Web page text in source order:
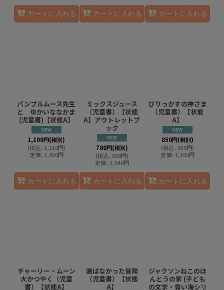
カートに入れる カートに入れる カートに入れる
バンブルムース先生
と ゆかいななかま
(児童書)【状態A】
1,100円(税別)
(税込: 1,210円)
定価: 1,430円
カートに入れる
ミックスジュース
（児童書）【状態
A】アウトレットブ
ック
780円(税別)
(税込: 858円)
定価: 1,540円
カートに入れる
びりっかすの神さま
（児童書）【状態
A】
850円(税別)
(税込: 935円)
定価: 1,100円
カートに入れる
チャーリー・ムーン
大かつやく（児童
書）【状態A】
選ばなかった冒険
（児童書）【状態
A】
ジャクソンねこのほ
んとうの家 (子ども
の文学・青い海シリ